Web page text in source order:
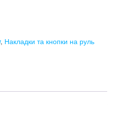
, Накладки та кнопки на руль